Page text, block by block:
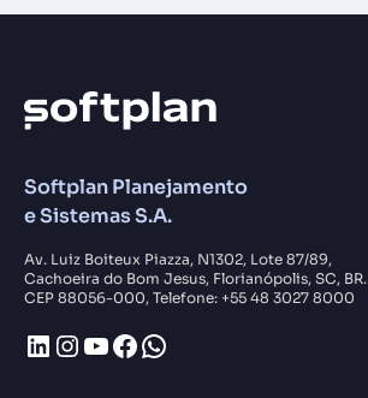
Softplan Planejamento
e Sistemas S.A.
Av. Luiz Boiteux Piazza, N1302, Lote 87/89,
Cachoeira do Bom Jesus, Florianópolis, SC, BR.
CEP 88056-000, Telefone: +55 48 3027 8000
LinkedIn
Instagram
Youtube
Facebook
WhatsApp